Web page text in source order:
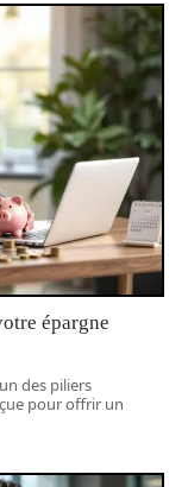
épargne
des piliers
pour offrir un